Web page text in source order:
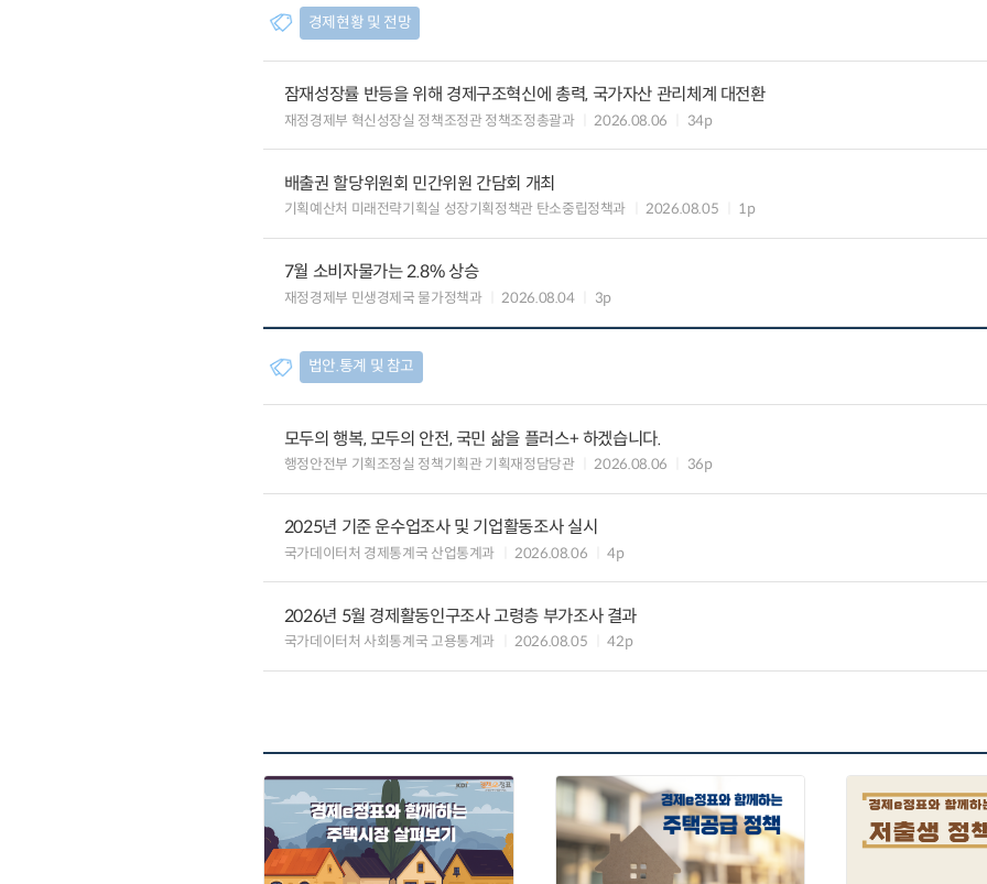
경제현황 및 전망
잠재성장률 반등을 위해 경제구조혁신에 총력, 국가자산 관리체계 대전환
재정경제부 혁신성장실 정책조정관 정책조정총괄과 2026.08.06 34p
배출권 할당위원회 민간위원 간담회 개최
기획예산처 미래전략기획실 성장기획정책관 탄소중립정책과 2026.08.05 1p
7월 소비자물가는 2.8% 상승
재정경제부 민생경제국 물가정책과 2026.08.04 3p
법안.통계 및 참고
모두의 행복, 모두의 안전, 국민 삶을 플러스+ 하겠습니다.
행정안전부 기획조정실 정책기획관 기획재정담당관 2026.08.06 36p
2025년 기준 운수업조사 및 기업활동조사 실시
국가데이터처 경제통계국 산업통계과 2026.08.06 4p
2026년 5월 경제활동인구조사 고령층 부가조사 결과
국가데이터처 사회통계국 고용통계과 2026.08.05 42p